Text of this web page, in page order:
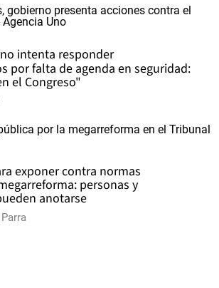
intenta responder
por falta de agenda en seguridad:
el Congreso"
exponer contra normas
personas y
anotarse